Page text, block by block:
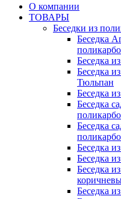
О компании
ТОВАРЫ
Беседки из
Беседка
Беседка
Беседка
Тюльпан
Беседка
Беседка
Беседка
Беседка
Беседка
Беседка
Беседка